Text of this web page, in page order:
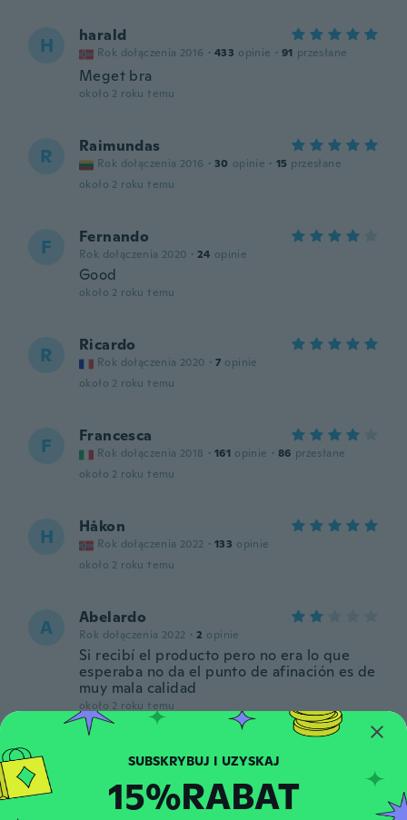
H harald
Rok dołączenia 2016 · 433 opinie · 91 przesłane
Meget bra
około 2 roku temu
R Raimundas
Rok dołączenia 2016 · 30 opinie · 15 przesłane
około 2 roku temu
F Fernando
Rok dołączenia 2020 · 24 opinie
Good
około 2 roku temu
R Ricardo
Rok dołączenia 2020 · 7 opinie
około 2 roku temu
F Francesca
Rok dołączenia 2018 · 161 opinie · 86 przesłane
około 2 roku temu
H Håkon
Rok dołączenia 2022 · 133 opinie
około 2 roku temu
A Abelardo
Rok dołączenia 2022 · 2 opinie
Si recibí el producto pero no era lo que
esperaba no da el punto de afinación es de
muy mala calidad
około 2 roku temu
O
około 2 roku temu
15%RABAT